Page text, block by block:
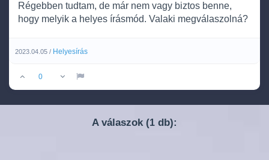
Régebben tudtam, de már nem vagy biztos benne,
hogy melyik a helyes írásmód. Valaki megválaszolná?
2023.04.05 / Helyesírás
0
A válaszok (1 db):